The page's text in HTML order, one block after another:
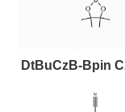
DtBuCzB-Bpin CAS号：
2643331-97-